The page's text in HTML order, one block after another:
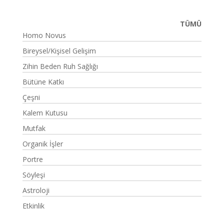
TÜMÜ
Homo Novus
Bireysel/Kişisel Gelişim
Zihin Beden Ruh Sağlığı
Bütüne Katkı
Çeşni
Kalem Kutusu
Mutfak
Organik İşler
Portre
Söyleşi
Astroloji
Etkinlik